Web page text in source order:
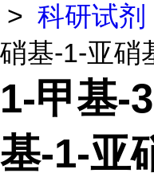
> 科研试剂
硝基-1-亚硝
1-甲基-
基-1-亚